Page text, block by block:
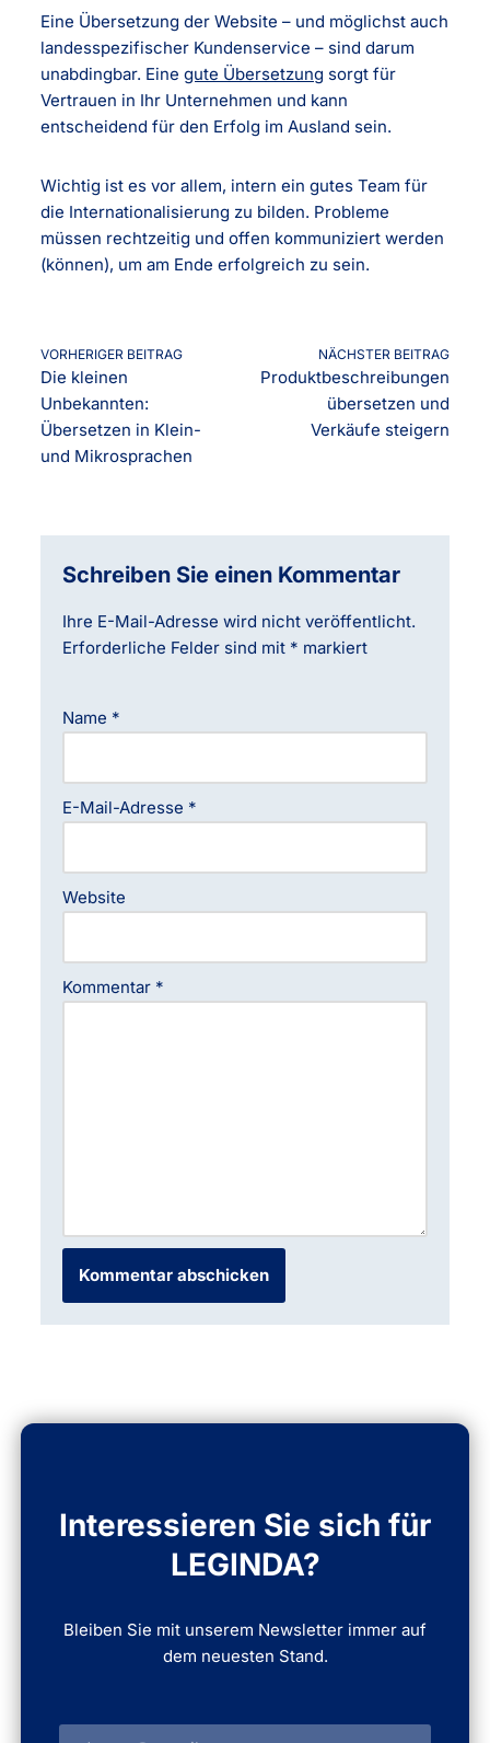
Eine Übersetzung der Website – und möglichst auch
landesspezifischer Kundenservice – sind darum
unabdingbar. Einegute Übersetzung sorgt für
Vertrauen in Ihr Unternehmen und kann
entscheidend für den Erfolg im Ausland sein.
Wichtig ist es vor allem, intern ein gutes Team für
die Internationalisierung zu bilden. Probleme
müssen rechtzeitig und offen kommuniziert werden
(können), um am Ende erfolgreich zu sein.
VORHERIGER BEITRAG
Die kleinen
Unbekannten:
Übersetzen in Klein-
und Mikrosprachen
NÄCHSTER BEITRAG
Produktbeschreibungen
übersetzen und
Verkäufe steigern
Schreiben Sie einen Kommentar
Ihre E-Mail-Adresse wird nicht veröffentlicht.
Erforderliche Felder sind mit * markiert
Name *
E-Mail-Adresse *
Website
Kommentar *
Interessieren Sie sich für
LEGINDA?
Bleiben Sie mit unserem Newsletter immer auf
dem neuesten Stand.